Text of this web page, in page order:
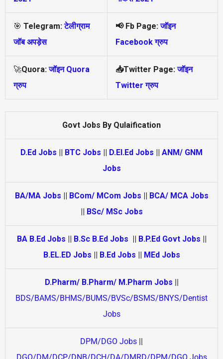
🎯 Telegram: टेलीग्राम
जॉब अपड़ेस
📢 Fb Page:जॉइन
Facebook ग्रुप
🚀Quora:जॉइन Quora
ग्रुप
📥Twitter Page:जॉइन
Twitter ग्रुप
Govt Jobs By Qulaification
D.Ed Jobs || BTC Jobs || D.El.Ed Jobs || ANM/ GNM
Jobs
BA/MA Jobs || BCom/ MCom Jobs || BCA/ MCA Jobs
|| BSc/ MSc Jobs
BA B.Ed Jobs || B.Sc B.Ed Jobs || B.P.Ed Govt Jobs ||
B.EL.ED Jobs || B.Ed Jobs || MEd Jobs
D.Pharm/ B.Pharm/ M.Pharm Jobs ||
BDS/BAMS/BHMS/BUMS/BVSc/BSMS/BNYS/Dentist
Jobs
DPM/DGO Jobs ||
DGO/DM/DCP/DNB/DCH/DA/DMRD/DPM/DGO Jobs